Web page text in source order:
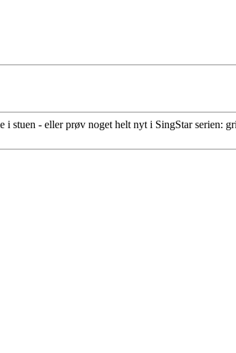
stuen - eller prøv noget helt nyt i SingStar serien: